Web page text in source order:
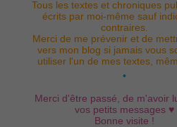
Tous les textes et chroniques
écrits par moi-même sauf
contraires.
Merci de me prévenir et de
vers mon blog si jamais vous
utiliser l'un de mes textes,
•
Merci d'être passé, de m'avoir
vos petits messages ♥
Bonne visite !